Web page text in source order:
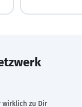
wirklich zu Dir